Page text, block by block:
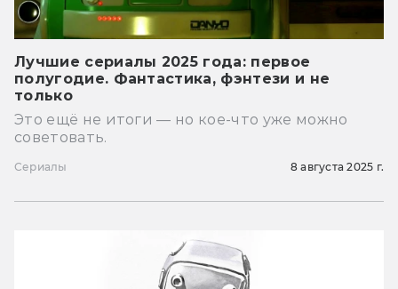
Лучшие сериалы 2025 года: первое
полугодие. Фантастика, фэнтези и не
только
Это ещё не итоги — но кое-что уже можно
советовать.
Сериалы 8 августа 2025 г.